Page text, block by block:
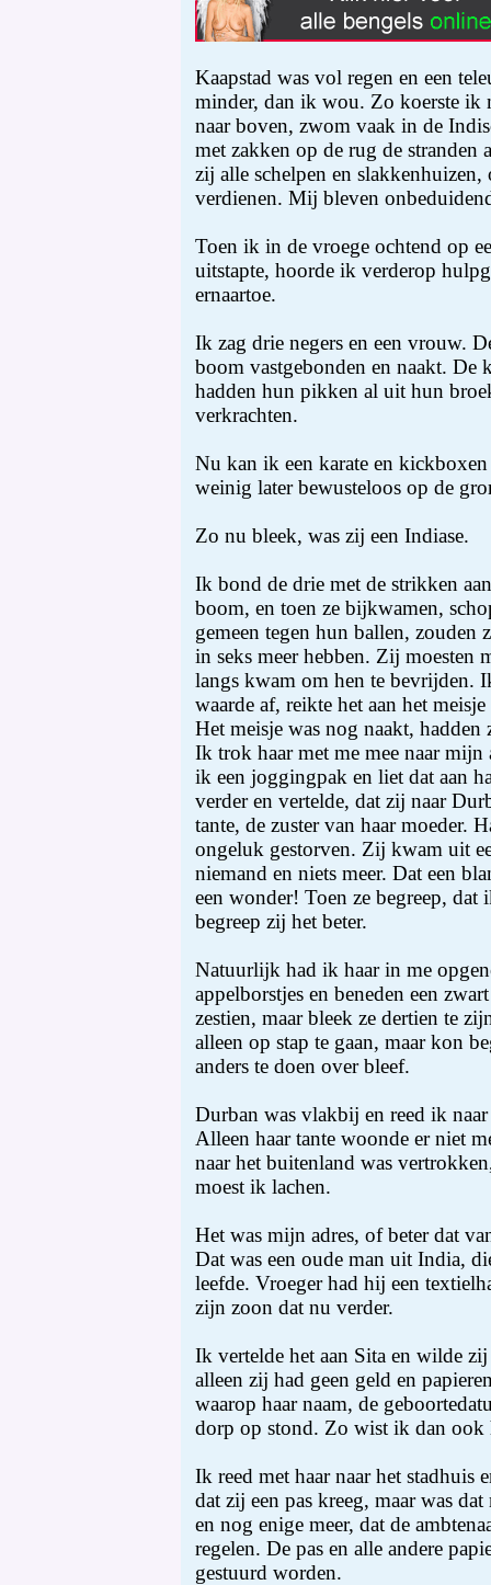
Kaapstad was vol regen en een
minder, dan ik wou. Zo koerste ik
naar boven, zwom vaak in de
met zakken op de rug de stranden
zij alle schelpen en slakkenhuizen,
verdienen. Mij bleven
Toen ik in de vroege ochtend op
uitstapte, hoorde ik verderop
ernaartoe.
Ik zag drie negers en een vrouw.
boom vastgebonden en naakt. De
hadden hun pikken al uit hun
verkrachten.
Nu kan ik een karate en
weinig later bewusteloos op de
Zo nu bleek, was zij een Indiase.
Ik bond de drie met de strikken
boom, en toen ze bijkwamen,
gemeen tegen hun ballen, zouden
in seks meer hebben. Zij moesten
langs kwam om hen te bevrijden.
waarde af, reikte het aan het meisje
Het meisje was nog naakt, hadden
Ik trok haar met me mee naar
ik een joggingpak en liet dat aan
verder en vertelde, dat zij naar
tante, de zuster van haar moeder.
ongeluk gestorven. Zij kwam uit
niemand en niets meer. Dat een
een wonder! Toen ze begreep,
begreep zij het beter.
Natuurlijk had ik haar in me
appelborstjes en beneden een
zestien, maar bleek ze dertien te
alleen op stap te gaan, maar kon
anders te doen over bleef.
Durban was vlakbij en reed ik
Alleen haar tante woonde er niet
naar het buitenland was
moest ik lachen.
Het was mijn adres, of beter dat
Dat was een oude man uit India,
leefde. Vroeger had hij een
zijn zoon dat nu verder.
Ik vertelde het aan Sita en wilde
alleen zij had geen geld en
waarop haar naam, de
dorp op stond. Zo wist ik dan ook
Ik reed met haar naar het stadhuis
dat zij een pas kreeg, maar was
en nog enige meer, dat de
regelen. De pas en alle andere
gestuurd worden.